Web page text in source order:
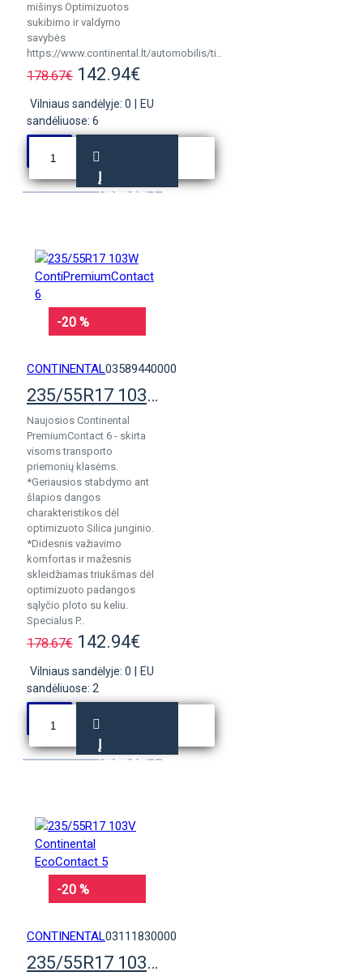
mišinys Optimizuotos
sukibimo ir valdymo
savybės
https://www.continental.lt/automobilis/ti..
178.67€ 142.94€
Vilniaus sandėlyje: 0
EU
sandėliuose: 6
Į
KREPŠELĮ
-20 %
CONTINENTAL03589440000
235/55R17 103W ContiPremiumContact 6
Naujosios Continental
PremiumContact 6 - skirta
visoms transporto
priemonių klasėms.
*Geriausios stabdymo ant
šlapios dangos
charakteristikos dėl
optimizuoto Silica junginio.
*Didesnis važiavimo
komfortas ir mažesnis
skleidžiamas triukšmas dėl
optimizuoto padangos
sąlyčio ploto su keliu.
Specialus P..
178.67€ 142.94€
Vilniaus sandėlyje: 0
EU
sandėliuose: 2
Į
KREPŠELĮ
-20 %
CONTINENTAL03111830000
235/55R17 103V Continental EcoContact 5